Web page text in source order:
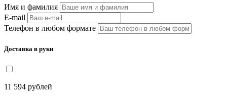
Имя и фамилия
E-mail
Телефон в любом формате
Доставка в руки
11 594 рублей